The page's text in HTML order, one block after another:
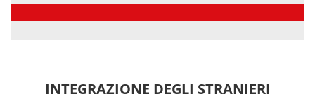
INTEGRAZIONE DEGLI STRANIERI